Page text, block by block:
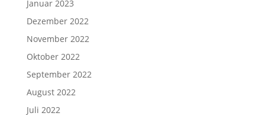
Januar 2023
Dezember 2022
November 2022
Oktober 2022
September 2022
August 2022
Juli 2022